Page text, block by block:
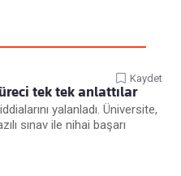
tek tek anlattılar
Kaydet
yalanladı. Üniversite,
sınav ile nihai başarı